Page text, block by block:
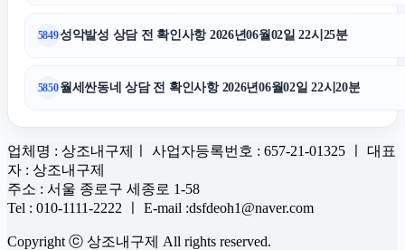
5849성악발성 상담 전 확인사항 2026년06월02일 22시25분
5850월세싼동네 상담 전 확인사항 2026년06월02일 22시20분
업체명 : 상조내구제ㅣ 사업자등록번호 : 657-21-01325 ㅣ 대표
자 : 상조내구제
주소 : 서울 종로구 세종로 1-58
Tel : 010-1111-2222 ㅣ E-mail :dsfdeoh1@naver.com
Copyright ⓒ 상조내구제 All rights reserved.